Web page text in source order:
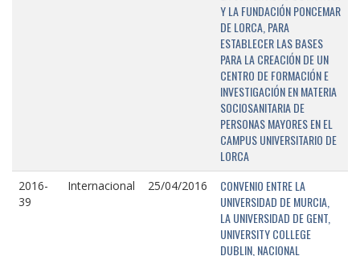
Y LA FUNDACIÓN PONCEMAR
DE LORCA, PARA
ESTABLECER LAS BASES
PARA LA CREACIÓN DE UN
CENTRO DE FORMACIÓN E
INVESTIGACIÓN EN MATERIA
SOCIOSANITARIA DE
PERSONAS MAYORES EN EL
CAMPUS UNIVERSITARIO DE
LORCA
2016-
39
Internacional 25/04/2016
CONVENIO ENTRE LA
UNIVERSIDAD DE MURCIA,
LA UNIVERSIDAD DE GENT,
UNIVERSITY COLLEGE
DUBLIN, NACIONAL